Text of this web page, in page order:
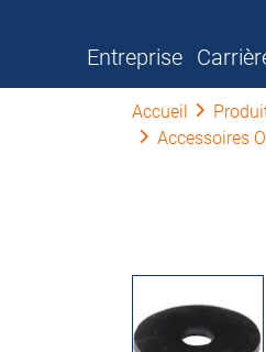
Entreprise
Accueil
Accessoires